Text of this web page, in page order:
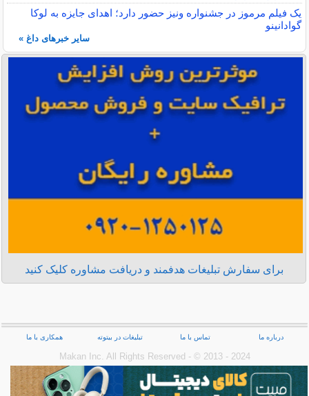
یک فیلم مرموز در جشنواره ونیز حضور دارد؛ اهدای جایزه به لوکا
گوادانینو
سایر خبرهای داغ »
برای سفارش تبلیغات هدفمند و دریافت مشاوره کلیک کنید
درباره ما تماس با ما تبلیغات در بیتوته همکاری با ما
Makan Inc.‎ All Rights Reserved - © 2013 - 2024